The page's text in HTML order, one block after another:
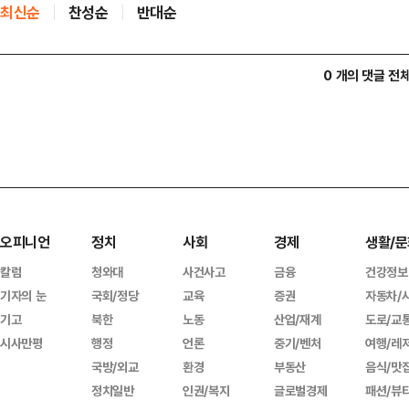
최신순 찬성순 반대순
0 개의 댓글 전
오피니언
칼럼
기자의 눈
기고
시사만평
정치
청와대
국회/정당
북한
행정
국방/외교
정치일반
사회
사건사고
교육
노동
언론
환경
인권/복지
경제
금융
증권
산업/재계
중기/벤처
부동산
글로벌경제
생활/
건강정보
자동차/
도로/교
여행/레
음식/맛
패션/뷰